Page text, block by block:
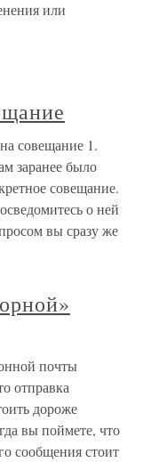
или
совещание 1.
заранее было
совещание.
о ней
вы сразу же
почты
отправка
дороже
вы поймете, что
сообщения стоит